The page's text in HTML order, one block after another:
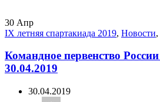
30 Апр
IX летняя спартакиада 2019, Новости,
Командное первенство
30.04.2019
30.04.2019